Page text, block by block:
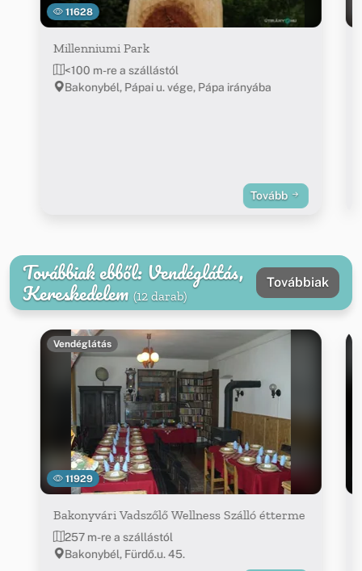
11628
Millenniumi Park
<100 m-re a szállástól
Bakonybél, Pápai u. vége, Pápa irányába
Tovább
Továbbiak ebből: Vendéglátás,
Kereskedelem (12 darab)
Továbbiak
11929
Vendéglátás
Bakonyvári Vadszőlő Wellness Szálló étterme
257 m-re a szállástól
Bakonybél, Fürdő.u. 45.